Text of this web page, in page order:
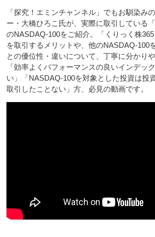
「探究！エミンチャンネル」でもお馴染み
ー・大橋ひろこ氏が、実際に取引している「
のNASDAQ-100をご紹介。「くりっく株
を取引するメリットや、他のNASDAQ-100
との優位性・違いについて、丁寧に分かり
「効率よくパフォーマンスの良いインデッ
い」「NASDAQ-100を対象とした投資は投
取引したことない」方、必見の動画です。